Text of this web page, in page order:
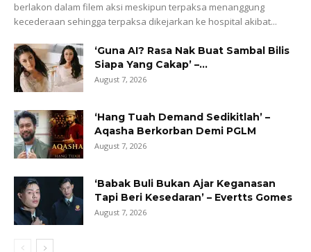
berlakon dalam filem aksi meskipun terpaksa menanggung
kecederaan sehingga terpaksa dikejarkan ke hospital akibat...
‘Guna AI? Rasa Nak Buat Sambal Bilis
Siapa Yang Cakap’ –...
August 7, 2026
‘Hang Tuah Demand Sedikitlah’ –
Aqasha Berkorban Demi PGLM
August 7, 2026
‘Babak Buli Bukan Ajar Keganasan
Tapi Beri Kesedaran’ – Evertts Gomes
August 7, 2026